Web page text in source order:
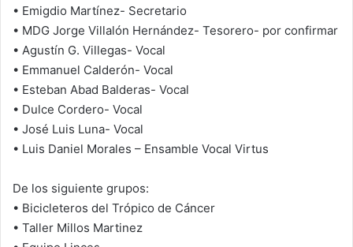
• Emigdio Martínez- Secretario
• MDG Jorge Villalón Hernández- Tesorero- por confirmar
• Agustín G. Villegas- Vocal
• Emmanuel Calderón- Vocal
• Esteban Abad Balderas- Vocal
• Dulce Cordero- Vocal
• José Luis Luna- Vocal
• Luis Daniel Morales – Ensamble Vocal Virtus
De los siguiente grupos:
• Bicicleteros del Trópico de Cáncer
• Taller Millos Martinez